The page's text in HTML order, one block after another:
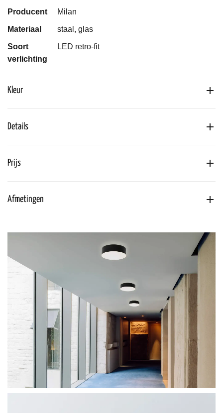
Producent Milan
Materiaal staal, glas
Soort
verlichting
LED retro-fit
Kleur
Details
Prijs
Afmetingen